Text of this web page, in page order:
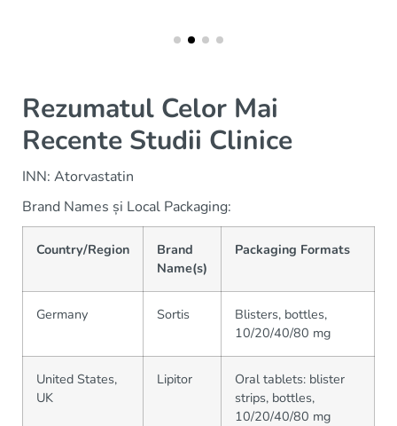
Rezumatul Celor Mai
Recente Studii Clinice
INN: Atorvastatin
Brand Names și Local Packaging:
Country/Region
Brand
Name(s)
Packaging Formats
Germany Sortis
Blisters, bottles,
10/20/40/80 mg
United States,
UK
Lipitor
Oral tablets: blister
strips, bottles,
10/20/40/80 mg